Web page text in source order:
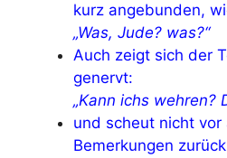
kurz angebunden,
„Was, Jude? was?“
Auch zeigt sich der
genervt:
„Kann ichs wehren?
und scheut nicht vor
Bemerkungen